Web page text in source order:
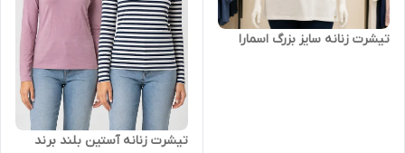
تیشرت زنانه سایز بزرگ اسمارا
تیشرت زنانه آستین بلند برند